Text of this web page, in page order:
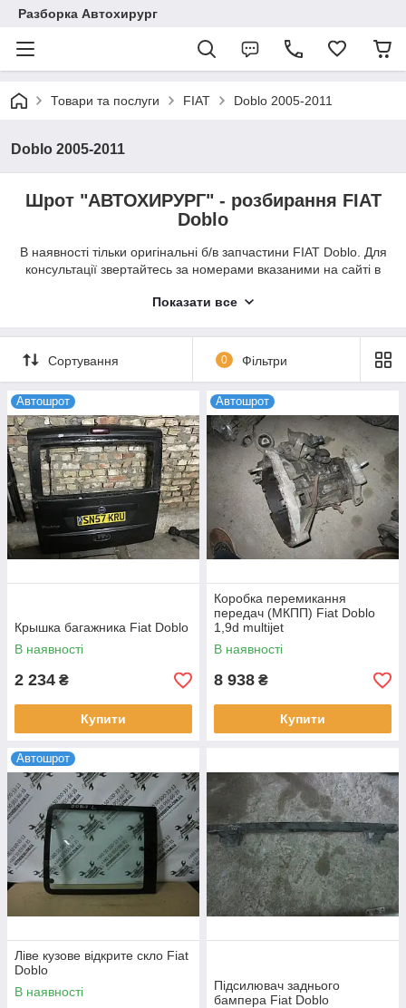
Разборка Автохирург
Товари та послуги FIAT Doblo 2005-2011
Doblo 2005-2011
Шрот "АВТОХИРУРГ" - розбирання FIAT
Doblo
В наявності тільки оригінальні б/в запчастини FIAT Doblo. Для
консультації звертайтесь за номерами вказаними на сайті в
кур'єрську доставку б/у запчастин до FIAT Doblo по місту
нову пошту.
Оплата при отриманні товару (післяплата) або готівкою
кур'єру.
Показати все
Сортування 0 Фільтри
Автошрот
Крышка багажника Fiat Doblo
В наявності
2 234 ₴
Купити
Автошрот
Коробка перемикання
передач (МКПП) Fiat Doblo
1,9d multijet
В наявності
8 938 ₴
Купити
Автошрот
Ліве кузове відкрите скло Fiat
Doblo
В наявності
Підсилювач заднього
бампера Fiat Doblo